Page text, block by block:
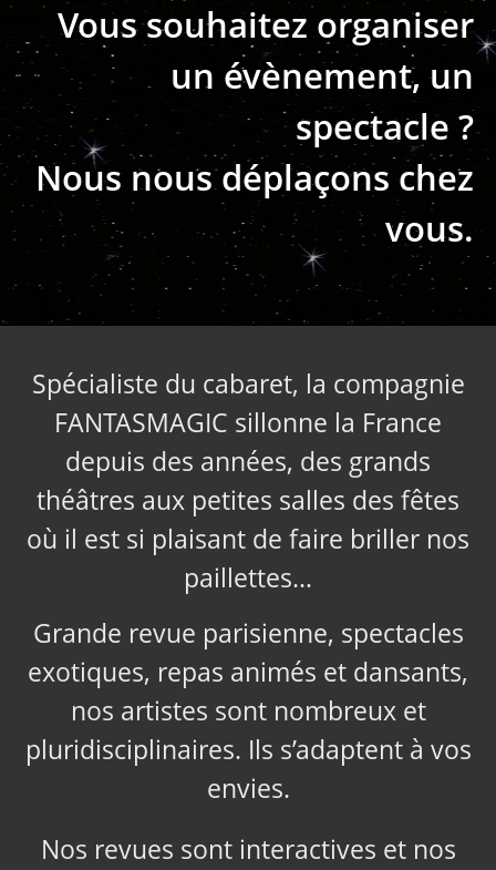
Vous souhaitez organiser
un évènement, un
spectacle ?
Nous nous déplaçons chez
vous.
Spécialiste du cabaret, la compagnie
FANTASMAGIC sillonne la France
depuis des années, des grands
théâtres aux petites salles des fêtes
où il est si plaisant de faire briller nos
paillettes…
Grande revue parisienne, spectacles
exotiques, repas animés et dansants,
nos artistes sont nombreux et
pluridisciplinaires. Ils s’adaptent à vos
envies.
Nos revues sont interactives et nos